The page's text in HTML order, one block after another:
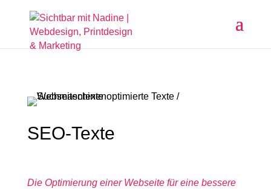
SEO-Texte
Die Optimierung einer Webseite für eine bessere